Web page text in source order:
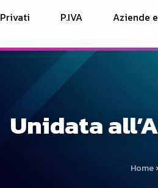
Privati P.IVA Aziende
Unidata
Home